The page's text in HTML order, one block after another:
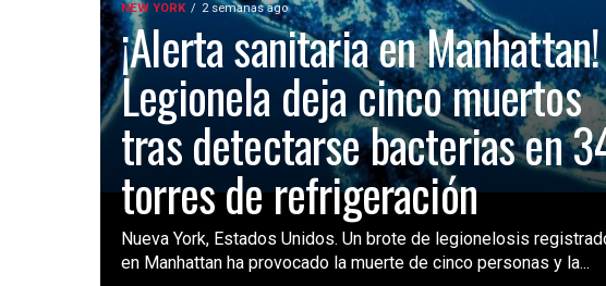
NEW YORK 2 semanas ago
¡Alerta sanitaria en Manhattan!
Legionela deja cinco muertos
tras detectarse bacterias en
torres de refrigeración
Nueva York, Estados Unidos. Un brote de legionelosis
en Manhattan ha provocado la muerte de cinco personas y la...